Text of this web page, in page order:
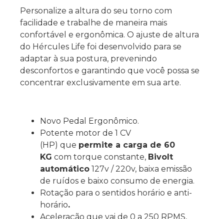
Personalize a altura do seu torno com
facilidade e trabalhe de maneira mais
confortável e ergonômica. O ajuste de altura
do Hércules Life foi desenvolvido para se
adaptar à sua postura, prevenindo
desconfortos e garantindo que você possa se
concentrar exclusivamente em sua arte.
Novo Pedal Ergonômico.
Potente motor de 1 CV
(HP) que permite a carga de 60
KG com torque constante, Bivolt
automático 127v / 220v, baixa emissão
de ruídos e baixo consumo de energia.
Rotação para o sentidos horário e anti-
horário.
Aceleração que vai de 0 a 250 RPMS,